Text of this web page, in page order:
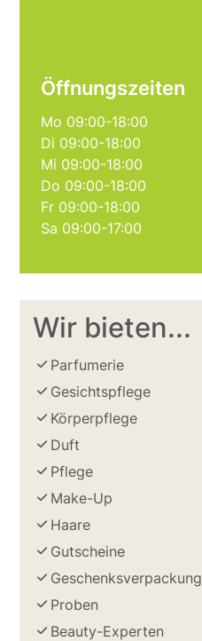
Öffnungszeiten
Mo 09:00-18:00
Di 09:00-18:00
Mi 09:00-18:00
Do 09:00-18:00
Fr 09:00-18:00
Sa 09:00-17:00
Wir bieten...
Parfumerie
Gesichtspflege
Körperpflege
Duft
Pflege
Make-Up
Haare
Gutscheine
Geschenksverpackung
Proben
Beauty-Experten